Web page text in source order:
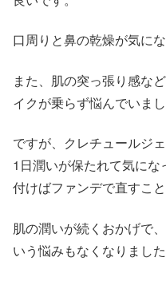
口周りと鼻の乾燥が気にな
また、肌の突っ張り感な
イクが乗らず悩んでいまし
ですが、クレチュールジ
1日潤いが保たれて気に
付けばファンデで直すこ
肌の潤いが続くおかげで
いう悩みもなくなりました